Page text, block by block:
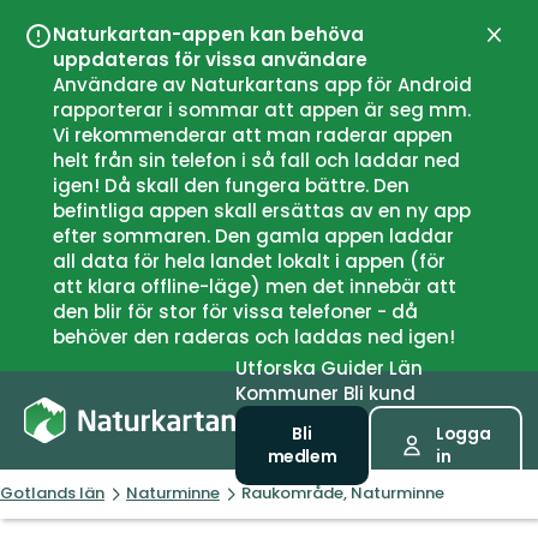
Naturkartan-appen kan behöva
uppdateras för vissa användare
Användare av Naturkartans app för Android
rapporterar i sommar att appen är seg mm.
Vi rekommenderar att man raderar appen
helt från sin telefon i så fall och laddar ned
igen! Då skall den fungera bättre. Den
befintliga appen skall ersättas av en ny app
efter sommaren. Den gamla appen laddar
all data för hela landet lokalt i appen (för
att klara offline-läge) men det innebär att
den blir för stor för vissa telefoner - då
behöver den raderas och laddas ned igen!
UtforskaGuiderLän
Kommuner Bli kund
Bli
medlem
Logga
in
Gotlands län Naturminne Raukområde, Naturminne